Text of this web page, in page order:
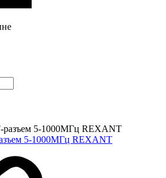
5-1000МГц REXANT